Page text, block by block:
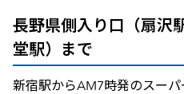
長野県側入り口（扇沢
堂駅）まで
新宿駅からAM7時発のスー